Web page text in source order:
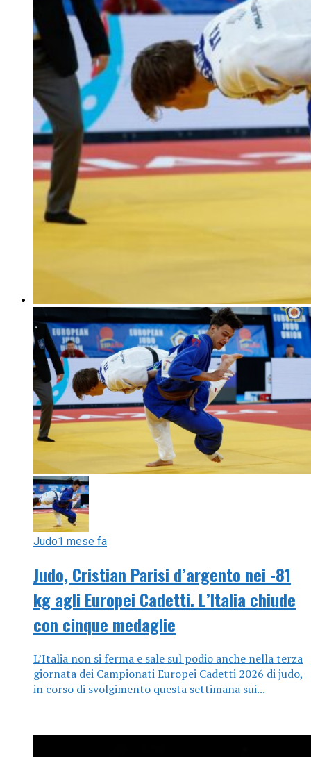
Judo1 mese fa
Judo, Cristian Parisi d’argento nei -81
kg agli Europei Cadetti. L’Italia chiude
con cinque medaglie
L’Italia non si ferma e sale sul podio anche nella terza
giornata dei Campionati Europei Cadetti 2026 di judo,
in corso di svolgimento questa settimana sui...